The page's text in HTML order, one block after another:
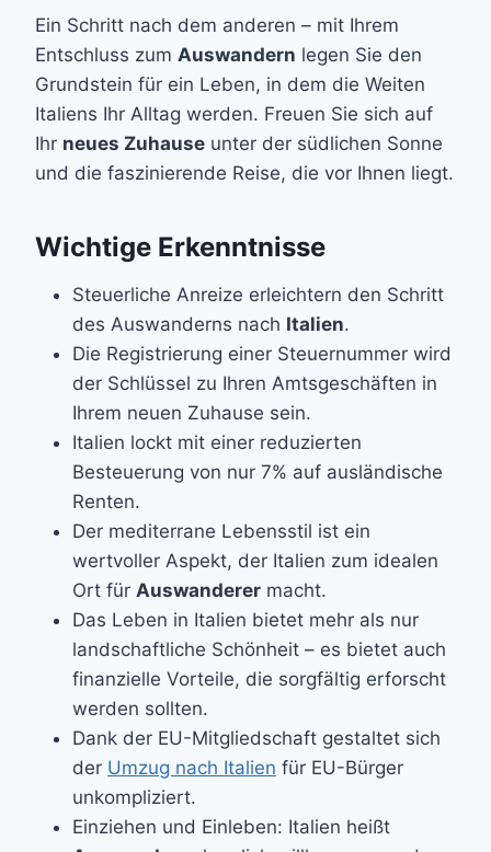
Ein Schritt nach dem anderen – mit Ihrem
Entschluss zum Auswandern legen Sie den
Grundstein für ein Leben, in dem die Weiten
Italiens Ihr Alltag werden. Freuen Sie sich auf
Ihr neues Zuhause unter der südlichen Sonne
und die faszinierende Reise, die vor Ihnen liegt.
Wichtige Erkenntnisse
Steuerliche Anreize erleichtern den Schritt
des Auswanderns nach Italien.
Die Registrierung einer Steuernummer wird
der Schlüssel zu Ihren Amtsgeschäften in
Ihrem neuen Zuhause sein.
Italien lockt mit einer reduzierten
Besteuerung von nur 7% auf ausländische
Renten.
Der mediterrane Lebensstil ist ein
wertvoller Aspekt, der Italien zum idealen
Ort für Auswanderer macht.
Das Leben in Italien bietet mehr als nur
landschaftliche Schönheit – es bietet auch
finanzielle Vorteile, die sorgfältig erforscht
werden sollten.
Dank der EU-Mitgliedschaft gestaltet sich
der Umzug nach Italien für EU-Bürger
unkompliziert.
Einziehen und Einleben: Italien heißt